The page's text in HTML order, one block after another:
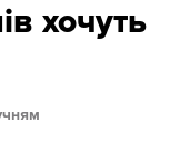
хочуть